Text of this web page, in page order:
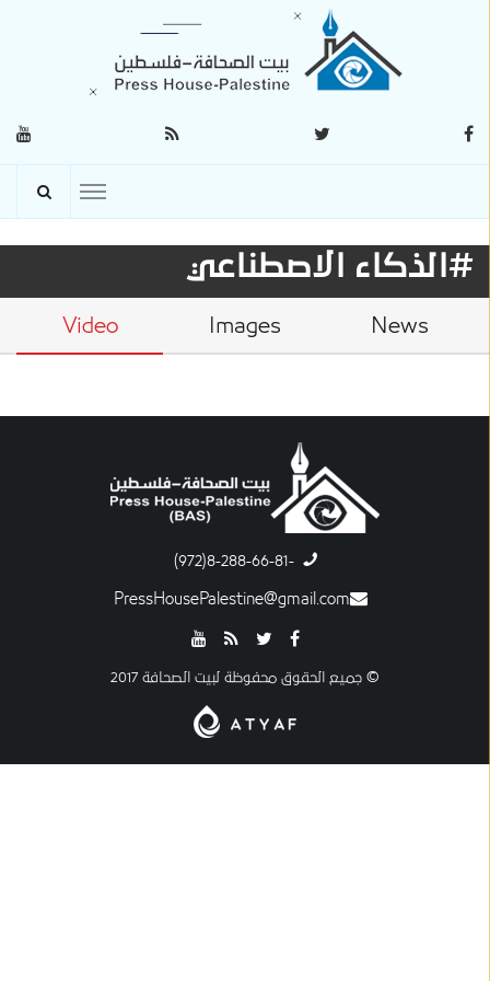
#الذكاء الاصطناعي
News
Images
Video
-8-288-66-81(972)
PressHousePalestine@gmail.com
© جميع الحقوق محفوظة لبيت الصحافة 2017